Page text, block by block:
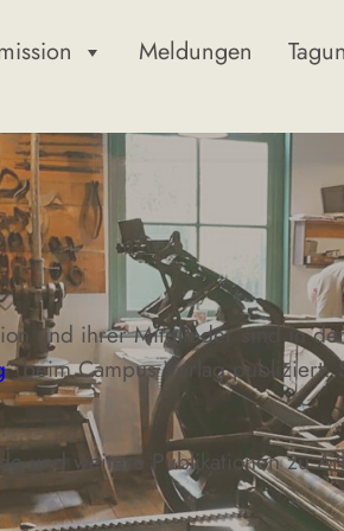
Meldungen
und ihrer Mitglieder sind in
“ beim Campus Verlag
und weitere Publikationen zu